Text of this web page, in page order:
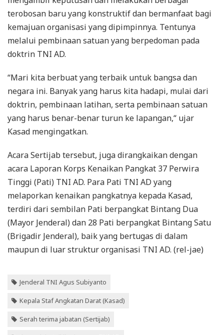
terobosan baru yang konstruktif dan bermanfaat bagi
kemajuan organisasi yang dipimpinnya. Tentunya
melalui pembinaan satuan yang berpedoman pada
doktrin TNI AD.
“Mari kita berbuat yang terbaik untuk bangsa dan
negara ini. Banyak yang harus kita hadapi, mulai dari
doktrin, pembinaan latihan, serta pembinaan satuan
yang harus benar-benar turun ke lapangan,“ ujar
Kasad mengingatkan.
Acara Sertijab tersebut, juga dirangkaikan dengan
acara Laporan Korps Kenaikan Pangkat 37 Perwira
Tinggi (Pati) TNI AD. Para Pati TNI AD yang
melaporkan kenaikan pangkatnya kepada Kasad,
terdiri dari sembilan Pati berpangkat Bintang Dua
(Mayor Jenderal) dan 28 Pati berpangkat Bintang Satu
(Brigadir Jenderal), baik yang bertugas di dalam
maupun di luar struktur organisasi TNI AD. (rel-jae)
Jenderal TNI Agus Subiyanto
Kepala Staf Angkatan Darat (Kasad)
Serah terima jabatan (Sertijab)